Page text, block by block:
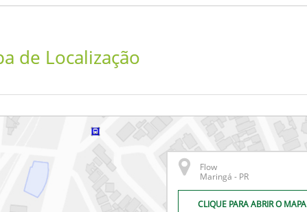
de Localização
Flow
Maringá - PR
CLIQUE PARA ABRIR O MAPA